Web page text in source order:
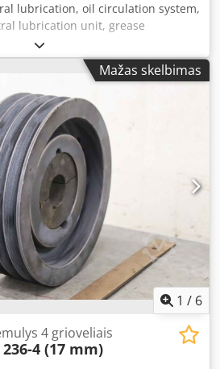
lubrication, oil circulation system,
lubrication unit, grease
pump, lubrication pump, oil
oil single-line pump. -
oil central lubrication pump, oil
indexing machine Uldrian
KW2-0005+428 - Tank capacity:
0.1 l/min / 16 bar -
mm - Weight: 3.6 kg Credpfxjm
Mažas skelbimas
1 / 6
4 grioveliais
236-4 (17 mm)